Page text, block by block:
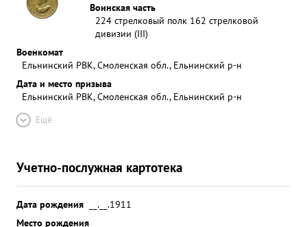
Воинская часть
224 стрелковый полк 162 стрелковой
дивизии (III)
Военкомат
Ельнинский РВК, Смоленская обл., Ельнинский р-н
Дата и место призыва
Ельнинский РВК, Смоленская обл., Ельнинский р-н
Ещё
Учетно-послужная картотека
Дата рождения
__.__.1911
Место рождения